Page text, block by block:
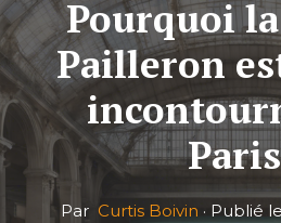
Pourquoi
Pailleron
Par Curtis Boivin · Publié le